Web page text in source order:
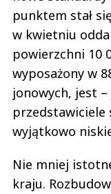
punktem stał
w kwietniu
powierzchni 10
wyposażony w
jonowych, jest
przedstawiciele
wyjątkowo
Nie mniej
kraju.